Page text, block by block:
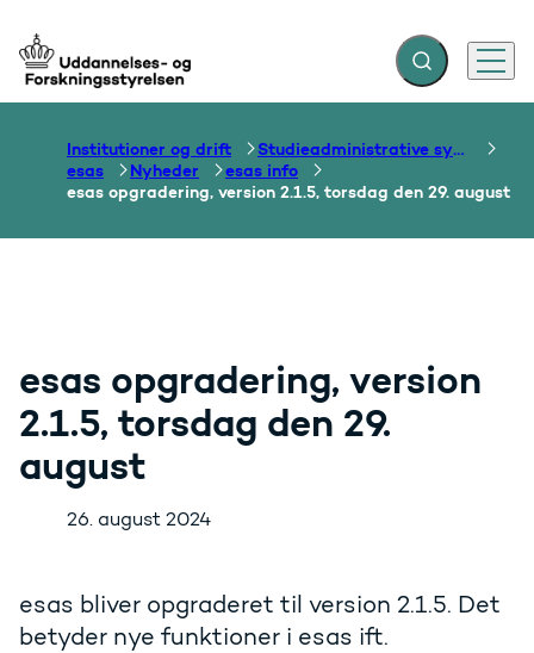
Gå til forsiden Fold søgefelt ud
Menu
Institutioner og drift
Studieadministrative systemer
esas
Nyheder
esas info
esas opgradering, version 2.1.5, torsdag den 29. august
esas opgradering, version
2.1.5, torsdag den 29.
august
26. august 2024
esas bliver opgraderet til version 2.1.5. Det
betyder nye funktioner i esas ift.